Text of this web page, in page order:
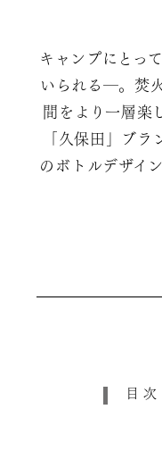
キャンプにとっ
いられる―。焚
間をより一層楽
「久保田」ブ
のボトルデザ
目次